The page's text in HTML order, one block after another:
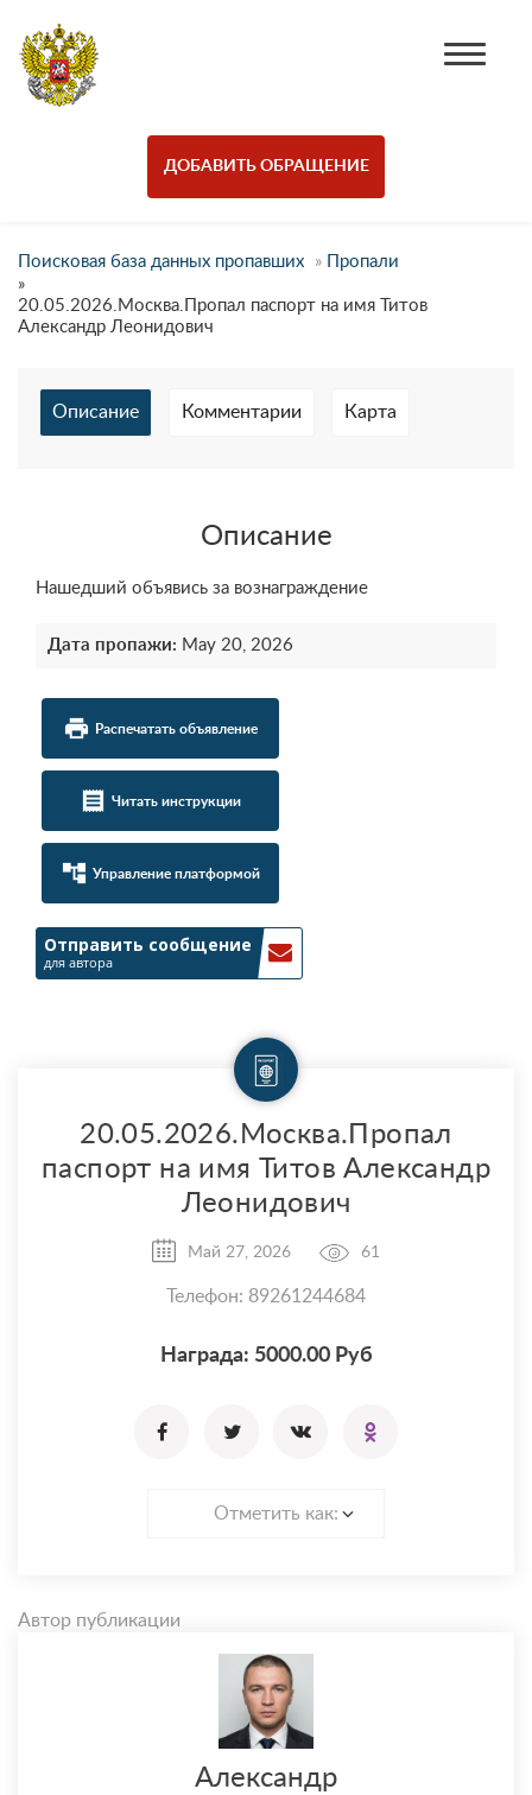
ДОБАВИТЬ ОБРАЩЕНИЕ
Поисковая база данных пропавших »
Пропали
»
20.05.2026.Москва.Пропал паспорт на имя Титов
Александр Леонидович
Описание Комментарии Карта
Описание
Нашедший объявись за вознаграждение
Дата пропажи: May 20, 2026
local_printshop Распечатать объявление
receipt Читать инструкции
account_tree Управление платформой
Отправить сообщение
для автора
20.05.2026.Москва.Пропал
паспорт на имя Титов Александр
Леонидович
Май 27, 2026 61
Телефон: 89261244684
Награда: 5000.00 Руб
Отметить как:
Автор публикации
Александр